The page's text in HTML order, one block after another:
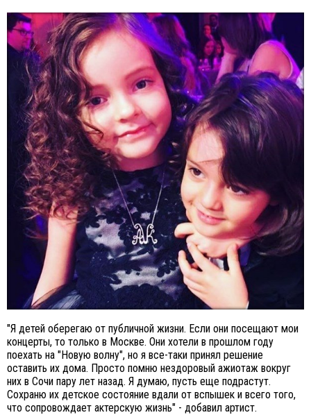
"Я детей оберегаю от публичной жизни. Если они посещают мои
концерты, то только в Москве. Они хотели в прошлом году
поехать на "Новую волну", но я все-таки принял решение
оставить их дома. Просто помню нездоровый ажиотаж вокруг
них в Сочи пару лет назад. Я думаю, пусть еще подрастут.
Сохраню их детское состояние вдали от вспышек и всего того,
что сопровождает актерскую жизнь" - добавил артист.